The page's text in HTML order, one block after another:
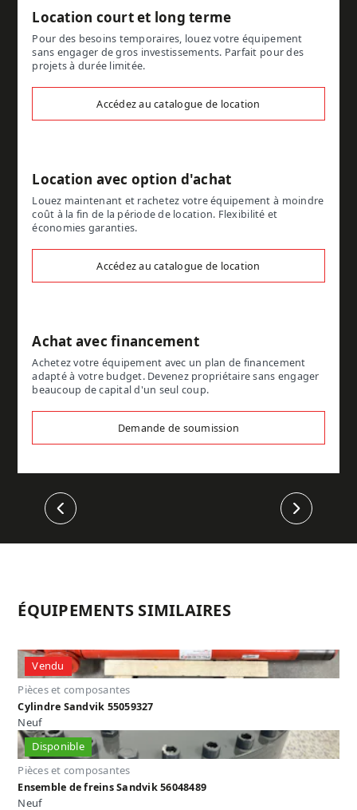
Location court et long terme
Pour des besoins temporaires, louez votre équipement
sans engager de gros investissements. Parfait pour des
projets à durée limitée.
Accédez au catalogue de location
Location avec option d'achat
Louez maintenant et rachetez votre équipement à moindre
coût à la fin de la période de location. Flexibilité et
économies garanties.
Accédez au catalogue de location
Achat avec financement
Achetez votre équipement avec un plan de financement
adapté à votre budget. Devenez propriétaire sans engager
beaucoup de capital d'un seul coup.
Demande de soumission
Précédent Suivant
ÉQUIPEMENTS SIMILAIRES
Vendu
Pièces et composantes
Cylindre Sandvik 55059327
Neuf
Disponible
Pièces et composantes
Ensemble de freins Sandvik 56048489
Neuf